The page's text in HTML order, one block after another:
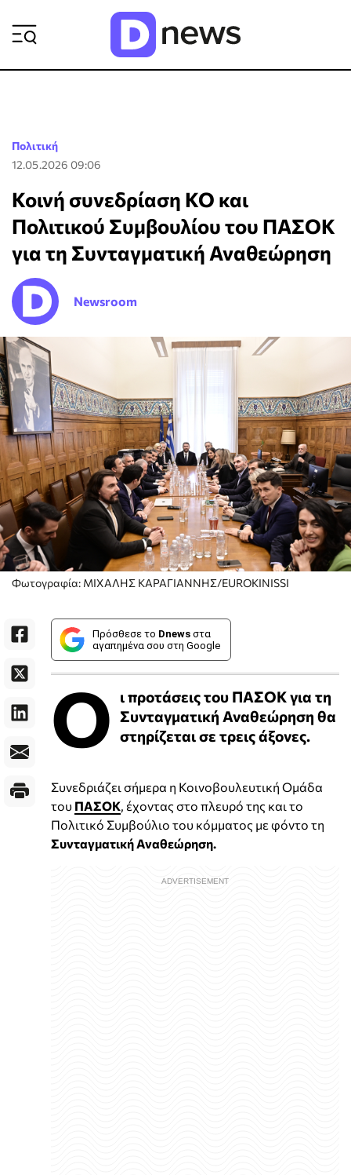
Πολιτική
12.05.2026 09:06
Κοινή συνεδρίαση ΚΟ και
Πολιτικού Συμβουλίου του ΠΑΣΟΚ
για τη Συνταγματική Αναθεώρηση
Newsroom
Φωτογραφία: ΜΙΧΑΛΗΣ ΚΑΡΑΓΙΑΝΝΗΣ/EUROKINISSI
Πρόσθεσε το Dnews στα
αγαπημένα σου στη Google
Ο ι προτάσεις του ΠΑΣΟΚ για τη
Συνταγματική Αναθεώρηση θα
στηρίζεται σε τρεις άξονες.
Συνεδριάζει σήμερα η Κοινοβουλευτική Ομάδα
του ΠΑΣΟΚ , έχοντας στο πλευρό της και το
Πολιτικό Συμβούλιο του κόμματος με φόντο τη
Συνταγματική Αναθεώρηση.